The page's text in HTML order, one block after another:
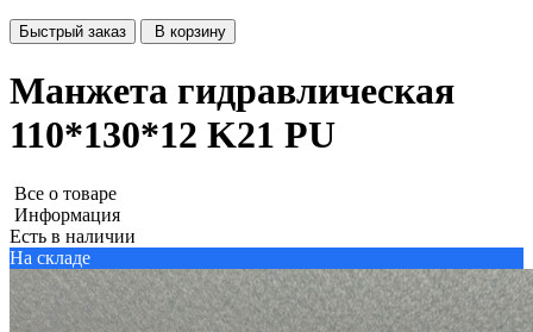
Быстрый заказ В корзину
Манжета гидравлическая
110*130*12 K21 PU
Все о товаре
Информация
Есть в наличии
На складе